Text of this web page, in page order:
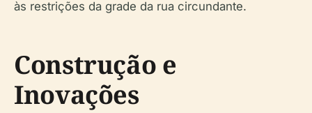
às restrições da grade da rua circundante.
Construção e
Inovações